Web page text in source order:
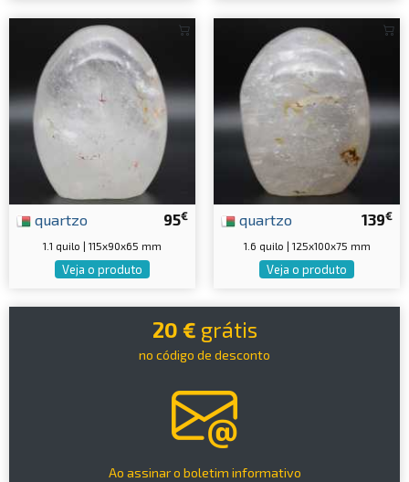
95€
quartzo
1.1 quilo | 115x90x65 mm
Veja o produto
139€
quartzo
1.6 quilo | 125x100x75 mm
Veja o produto
20 € grátis
no código de desconto
Ao assinar o boletim informativo